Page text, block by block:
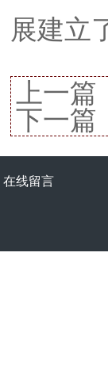
展建立
上一篇
下一篇
在线留言